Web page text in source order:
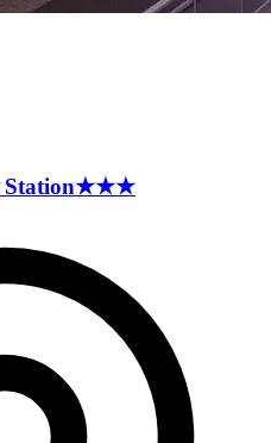
Station★★★